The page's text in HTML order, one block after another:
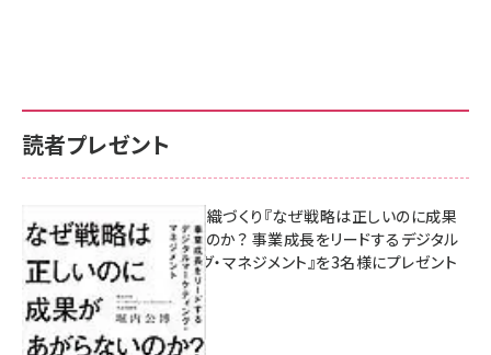
読者プレゼント
成果を生む組織づくり『なぜ戦略は正しいのに成果
があがらないのか？ 事業成長をリードするデジタル
マーケティング・マネジメント』を3名様にプレゼント
8月7日 10:00